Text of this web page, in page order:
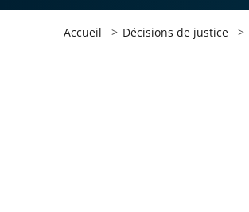
Accueil Décisions de justice